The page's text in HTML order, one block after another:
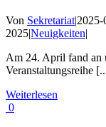
Von Sekretariat|
2025|Neuigkeiten|
Am 24. April fand an
Veranstaltungsreihe
Weiterlesen
0